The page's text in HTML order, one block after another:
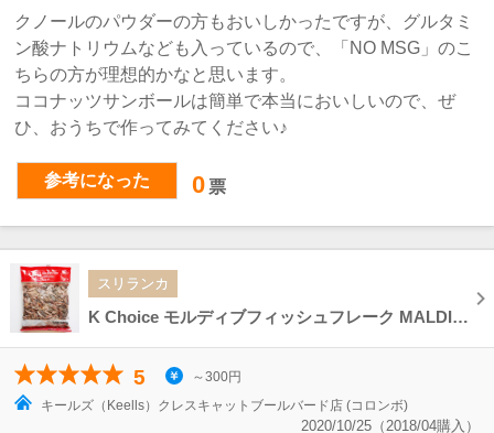
クノールのパウダーの方もおいしかったですが、グルタミ
ン酸ナトリウムなども入っているので、「NO MSG」のこ
ちらの方が理想的かなと思います。
ココナッツサンボールは簡単で本当においしいので、ぜ
ひ、おうちで作ってみてください♪
参考になった 0 票
スリランカ
K Choice モルディブフィッシュフレーク MALDIVE FISH 100g 鰹節
5
～300円
キールズ（Keells）クレスキャットブールバード店 (コロンボ)
2020/10/25（2018/04購入）